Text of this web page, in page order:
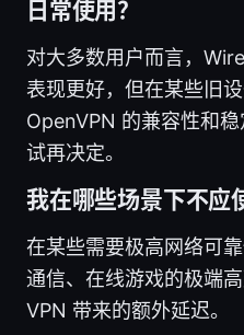
日常使用？
对大多数用户而言，
表现更好，但在某些旧
OpenVPN 的兼容性和
试再决定。
我在哪些场景下不应
在某些需要极高网络可
通信、在线游戏的极端
VPN 带来的额外延迟。